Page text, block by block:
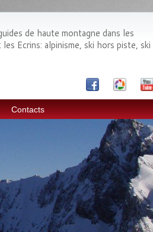
de haute montagne dans les
Ecrins: alpinisme, ski hors piste, ski
Contacts